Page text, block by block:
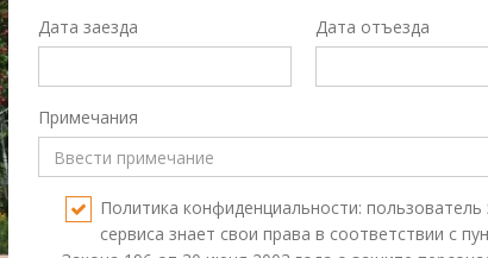
Дата заезда Дата отъезда
Примечания
Политика конфиденциальности: пользователь
сервиса знает свои права в соответствии с